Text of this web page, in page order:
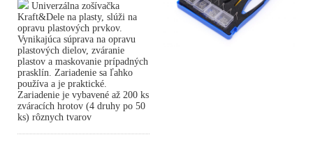
Univerzálna zošívačka
Kraft&Dele na plasty, slúži na
opravu plastových prvkov.
Vynikajúca súprava na opravu
plastových dielov, zváranie
plastov a maskovanie prípadných
prasklín. Zariadenie sa ľahko
používa a je praktické.
Zariadenie je vybavené až 200 ks
zváracích hrotov (4 druhy po 50
ks) rôznych tvarov